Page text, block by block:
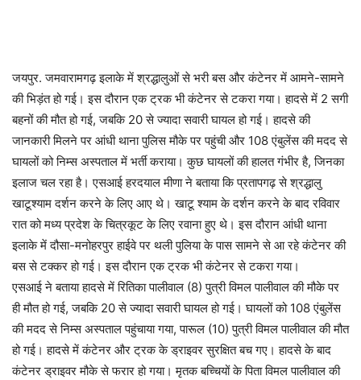
जयपुर. जमवारामगढ़ इलाके में श्रद्धालुओं से भरी बस और कंटेनर में आमने-सामने
की भिड़ंत हो गई। इस दौरान एक ट्रक भी कंटेनर से टकरा गया। हादसे में 2 सगी
बहनों की मौत हो गई, जबकि 20 से ज्यादा सवारी घायल हो गई। हादसे की
जानकारी मिलने पर आंधी थाना पुलिस मौके पर पहुंची और 108 एंबुलेंस की मदद से
घायलों को निम्स अस्पताल में भर्ती कराया। कुछ घायलों की हालत गंभीर है, जिनका
इलाज चल रहा है। एसआई हरदयाल मीणा ने बताया कि प्रतापगढ़ से श्रद्धालु
खाटूश्याम दर्शन करने के लिए आए थे। खाटू श्याम के दर्शन करने के बाद रविवार
रात को मध्य प्रदेश के चित्रकूट के लिए रवाना हुए थे। इस दौरान आंधी थाना
इलाके में दौसा-मनोहरपुर हाईवे पर थली पुलिया के पास सामने से आ रहे कंटेनर की
बस से टक्कर हो गई। इस दौरान एक ट्रक भी कंटेनर से टकरा गया।
एसआई ने बताया हादसे में रितिका पालीवाल (8) पुत्री विमल पालीवाल की मौके पर
ही मौत हो गई, जबकि 20 से ज्यादा सवारी घायल हो गई। घायलों को 108 एंबुलेंस
की मदद से निम्स अस्पताल पहुंचाया गया, पारूल (10) पुत्री विमल पालीवाल की मौत
हो गई। हादसे में कंटेनर और ट्रक के ड्राइवर सुरक्षित बच गए। हादसे के बाद
कंटेनर ड्राइवर मौके से फरार हो गया। मृतक बच्चियों के पिता विमल पालीवाल की